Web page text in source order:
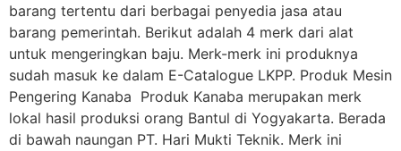
barang tertentu dari berbagai penyedia jasa atau
barang pemerintah. Berikut adalah 4 merk dari alat
untuk mengeringkan baju. Merk-merk ini produknya
sudah masuk ke dalam E-Catalogue LKPP. Produk Mesin
Pengering Kanaba Produk Kanaba merupakan merk
lokal hasil produksi orang Bantul di Yogyakarta. Berada
di bawah naungan PT. Hari Mukti Teknik. Merk ini